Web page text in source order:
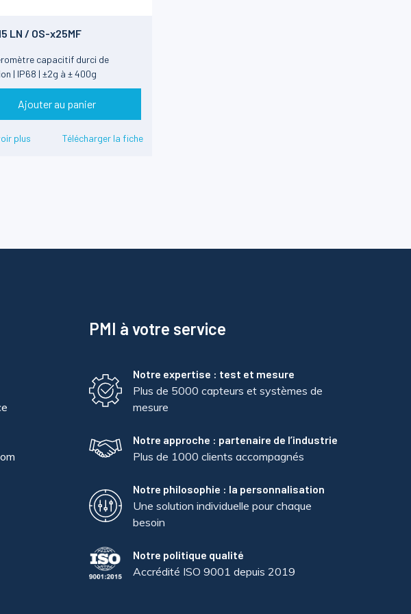
LN / OS-x25MF
capacitif durci de
| IP68 | ±2g à ± 400g
Ajouter au panier
plus Télécharger la fiche
PMI à votre service
Notre expertise : test et mesure
Plus de 5000 capteurs et systèmes de
mesure
Notre approche : partenaire de l’industrie
Plus de 1000 clients accompagnés
Notre philosophie : la personnalisation
Une solution individuelle pour chaque
besoin
Notre politique qualité
Accrédité ISO 9001 depuis 2019